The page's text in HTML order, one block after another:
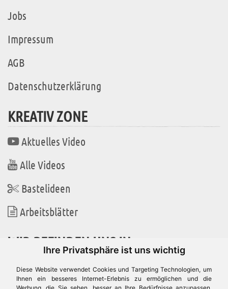
Ihre Privatsphäre ist uns wichtig
Diese Website verwendet Cookies und Targeting Technologien, um
Ihnen ein besseres Internet-Erlebnis zu ermöglichen und die
Jobs
Impressum
AGB
Datenschutzerklärung
KREATIV ZONE
Aktuelles Video
Alle Videos
Bastelideen
Arbeitsblätter
WIR BEFINDEN UNS IN